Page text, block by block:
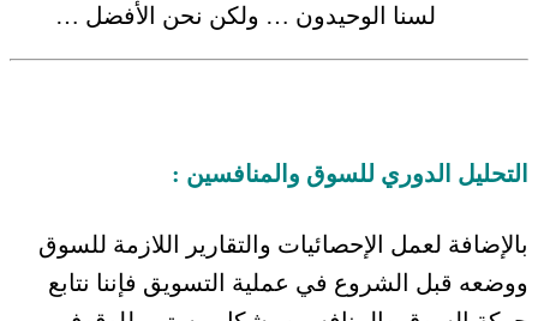
لسنا الوحيدون … ولكن نحن الأفضل …
التحليل الدوري للسوق والمنافسين :
بالإضافة لعمل الإحصائيات والتقارير اللازمة للسوق
ووضعه قبل الشروع في عملية التسويق فإننا نتابع